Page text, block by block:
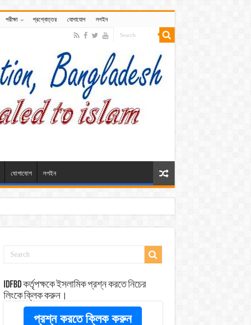
পরীক্ষা প্রশ্নোত্তর যোগাযোগ লগইন
যোগাযোগ লগইন
idfbd কর্তৃপক্ষকে ইসলামিক প্রশ্ন করতে নিচের
লিংকে ক্লিক করুন।
প্রশ্ন করতে ক্লিক করুন